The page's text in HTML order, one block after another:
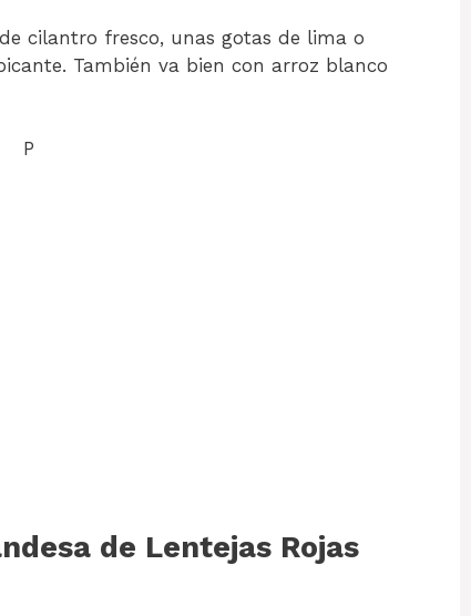
cilantro fresco, unas gotas de lima o
También va bien con arroz blanco
P
de Lentejas Rojas